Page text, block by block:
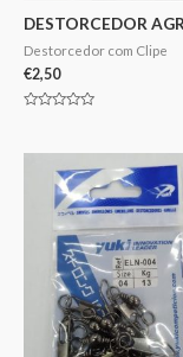
DESTORCEDOR
Destorcedor com Clipe
€2,50